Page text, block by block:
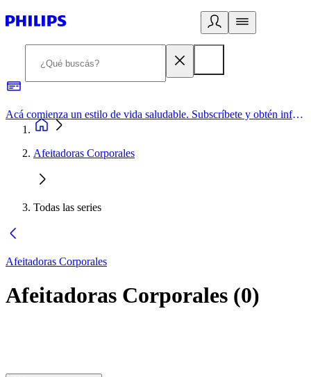
Acá comienza un estilo de vida saludable. Subscríbete y obtén información de primera mano
Afeitadoras Corporales
Todas las series
Afeitadoras Corporales
Afeitadoras Corporales (0)